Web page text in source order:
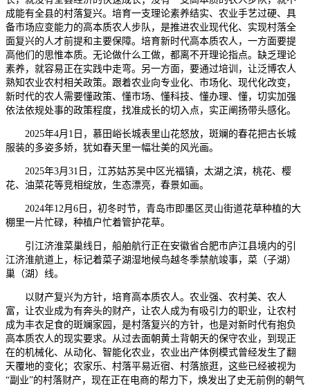
成能有全县的村落复兴。培育一支理论素养结实、农业手艺过硬、具
备市场应变能力的高本质农人步队，是推进农业现代化、实现村落全
面复兴的人才前提和主要保障。培育新时代高本质农人，一方面要提
高他们的思惟本质。无论做什么工做，都离不开理论指点。缺乏理论
素养，就容易正在实践中走弯。另一方面，要通过培训，让泛博农人
熟知农业农村相关政策。跟着农业向专业化、市场化、现代化改变，
新时代的农人需要懂政策、懂市场、懂科技、懂办理、懂，切实加强
依法依规处事的政策程度，找准成长的切入点，实正阐扬带头感化。
2025年4月1日，慕田峪长城表里山花怒放，斑斓的春花把古长城
服装的多姿多娇，犹如春天里一幅壮美的风光画。
2025年3月31日，江苏姑苏吴中区光福镇，太湖之滨，桃花、樱
花、油菜花等竞相绽放，生态漂亮，春景如画。
2024年12月6日，初冬时节，青岛市即墨区灵山街道花草种植的大
棚里一片忙碌，种植户忙着管护花草。
引江济淮菜巢线日，船舶航行正在安徽省合肥市庐江县境内的引
江济淮航道上，标记着菜子湖湿地候鸟越冬季禁航竣事，菜（子湖）
巢（湖）线。
以财产复兴为方针，培育高本质农人。农业强、农村美、农人
富，让农业成为有奔头的财产，让农人成为有吸引力的职业，让农村
成为丰衣足食的斑斓家园，是村落复兴的方针，也是对新时代有抱负
高本质农人的现实要求。从过去面朝黄土背朝天的保守农业，到现正
在的机械化、从动化、智能化农业，农业出产体例模式曾经发生了翻
天覆地的变化；农家乐、村落平易近宿、村落旅逛，这些已经被视为
“副业”的村落财产，现在正在电商的帮力下，焕发出了史无前例的朝气